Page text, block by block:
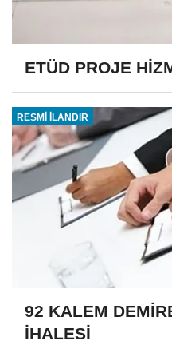
ETÜD PROJE
RESMİ İLANDIR
92 KALEM
İHALESİ